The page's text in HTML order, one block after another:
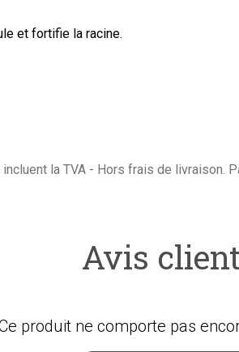
et fortifie la racine.
la TVA - Hors frais de livraison.
Avis
produit ne comporte pas